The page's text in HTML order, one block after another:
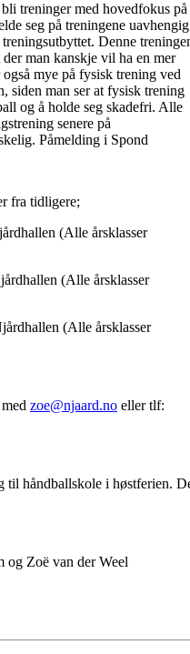
treninger med hovedfokus på
seg på treningene uavhengig
Denne
man kanskje vil ha en mer
mye på fysisk trening ved
siden man ser at fysisk trening
og å holde seg skadefri. Alle
senere på
Påmelding i Spond
fra tidligere;
(Alle årsklasser
(Alle årsklasser
(Alle årsklasser
zoe@njaard.no eller tlf:
håndballskole i høstferien.
Zoë van der Weel